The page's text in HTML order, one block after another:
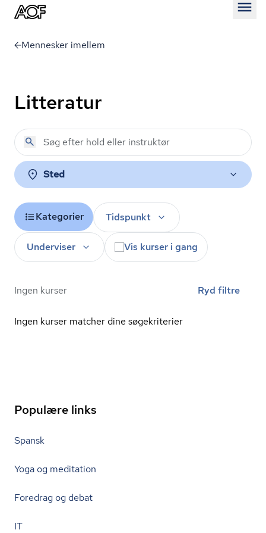
Mennesker imellem
Litteratur
Sted
Kategorier Tidspunkt
Underviser Vis kurser i gang
Ingen kurser Ryd filtre
Ingen kurser matcher dine søgekriterier
Populære links
Spansk
Yoga og meditation
Foredrag og debat
IT